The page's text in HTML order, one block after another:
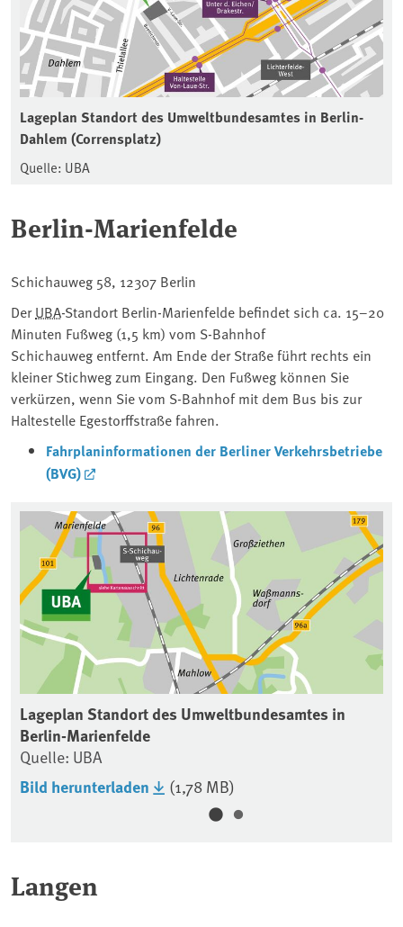
Lageplan Standort des Umweltbundesamtes in Berlin-
Dahlem (Corrensplatz)
Quelle: UBA
Berlin-Marienfelde
Schichauweg 58, 12307 Berlin
DerUBA-Standort Berlin-Marienfelde befindet sich ca. 15–20
Minuten Fußweg (1,5 km) vom S-Bahnhof
Schichauweg entfernt. Am Ende der Straße führt rechts ein
kleiner Stichweg zum Eingang. Den Fußweg können Sie
verkürzen, wenn Sie vom S-Bahnhof mit dem Bus bis zur
Haltestelle Egestorffstraße fahren.
Fahrplaninformationen der Berliner Verkehrsbetriebe
(BVG)
Lageplan Standort des Umweltbundesamtes in
Berlin-Marienfelde
Quelle: UBA
Bild herunterladen (1,78 MB)
Langen